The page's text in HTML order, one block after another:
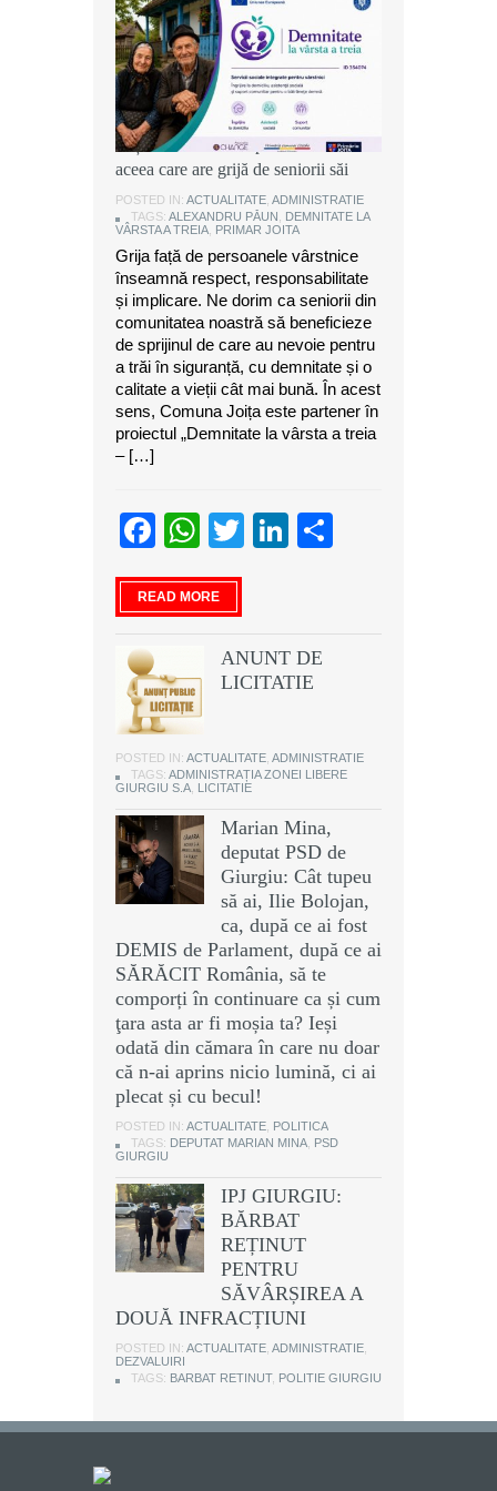
Alexandru Păun, primarul comunei
Joița: O comunitate puternică este
aceea care are grijă de seniorii săi
POSTED IN: ACTUALITATE ADMINISTRATIE
TAGS: ALEXANDRU PĂUN
DEMNITATE LA
VÂRSTA A TREIA
PRIMAR JOITA
Grija față de persoanele vârstnice
înseamnă respect, responsabilitate
și implicare. Ne dorim ca seniorii din
comunitatea noastră să beneficieze
de sprijinul de care au nevoie pentru
a trăi în siguranță, cu demnitate și o
calitate a vieții cât mai bună. În acest
sens, Comuna Joița este partener în
proiectul „Demnitate la vârsta a treia
– […]
Facebook
WhatsApp
TwitterLinkedIn
READ MORE
ANUNT DE
LICITATIE
POSTED IN: ACTUALITATE ADMINISTRATIE
TAGS: ADMINISTRAȚIA ZONEI LIBERE
GIURGIU S.A
LICITATIE
Marian Mina,
deputat PSD de
Giurgiu: Cât tupeu
să ai, Ilie Bolojan,
ca, după ce ai fost
DEMIS de Parlament, după ce ai
SĂRĂCIT România, să te
comporți în continuare ca și cum
ţara asta ar fi moșia ta? Ieși
odată din cămara în care nu doar
că n-ai aprins nicio lumină, ci ai
plecat și cu becul!
POSTED IN: ACTUALITATE
POLITICA
TAGS: DEPUTAT MARIAN MINA
PSD
GIURGIU
IPJ GIURGIU:
BĂRBAT
REȚINUT
PENTRU
SĂVÂRȘIREA A
DOUĂ INFRACȚIUNI
POSTED IN: ACTUALITATE ADMINISTRATIE
DEZVALUIRI
TAGS: BARBAT RETINUT, POLITIE GIURGIU